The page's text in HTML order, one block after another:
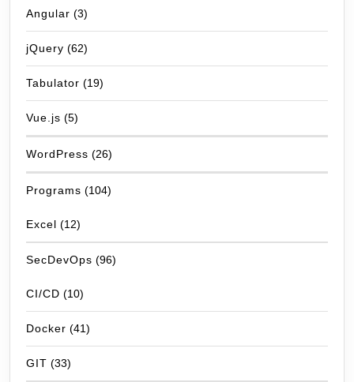
Angular (3)
jQuery (62)
Tabulator (19)
Vue.js (5)
WordPress (26)
Programs (104)
Excel (12)
SecDevOps (96)
CI/CD (10)
Docker (41)
GIT (33)